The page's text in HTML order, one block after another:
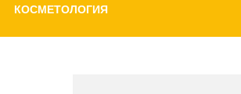
КОСМЕТОЛОГИЯ